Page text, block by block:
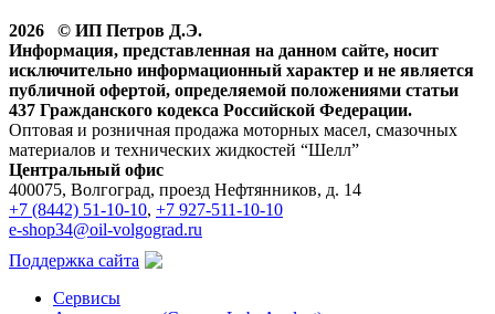
2026 © ИП Петров Д.Э.
Информация, представленная на данном сайте, носит
исключительно информационный характер и не является
публичной офертой, определяемой положениями статьи
437 Гражданского кодекса Российской Федерации.
Оптовая и розничная продажа моторных масел, смазочных
материалов и технических жидкостей “Шелл”
Центральный офис
400075, Волгоград, проезд Нефтянников, д. 14
+7 (8442) 51-10-10, +7 927-511-10-10
e-shop34@oil-volgograd.ru
Поддержка сайта
Сервисы